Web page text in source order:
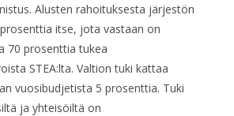
Alusten rahoituksesta järjestön
itse, jota vastaan on
70 prosenttia tukea
STEA:lta. Valtion tuki kattaa
vuosibudjetista 5 prosenttia. Tuki
ja yhteisöiltä on